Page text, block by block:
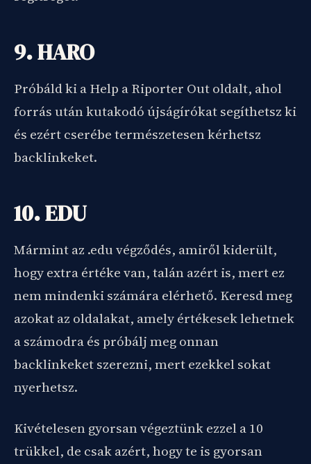
9. HARO
Próbáld ki a Help a Riporter Out oldalt, ahol
forrás után kutakodó újságírókat segíthetsz ki
és ezért cserébe természetesen kérhetsz
backlinkeket.
10. EDU
Mármint az .edu végződés, amiről kiderült,
hogy extra értéke van, talán azért is, mert ez
nem mindenki számára elérhető. Keresd meg
azokat az oldalakat, amely értékesek lehetnek
a számodra és próbálj meg onnan
backlinkeket szerezni, mert ezekkel sokat
nyerhetsz.
Kivételesen gyorsan végeztünk ezzel a 10
trükkel, de csak azért, hogy te is gyorsan